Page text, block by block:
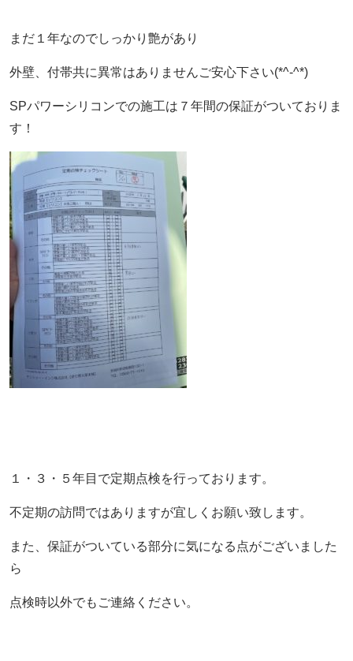
まだ１年なのでしっかり艶があり
外壁、付帯共に異常はありませんご安心下さい(*^-^*)
SPパワーシリコンでの施工は７年間の保証がついておりま
す！
１・３・５年目で定期点検を行っております。
不定期の訪問ではありますが宜しくお願い致します。
また、保証がついている部分に気になる点がございました
ら
点検時以外でもご連絡ください。